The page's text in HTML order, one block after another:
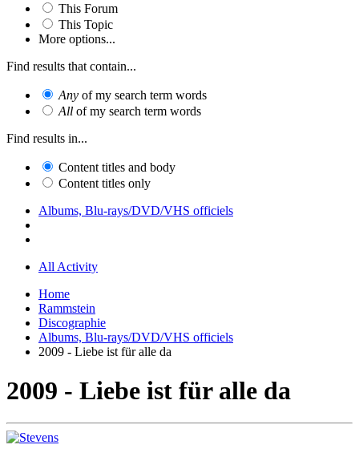
This Forum
This Topic
More options...
Find results that contain...
Any of my search term words
All of my search term words
Find results in...
Content titles and body
Content titles only
Albums, Blu-rays/DVD/VHS officiels
All Activity
Home
Rammstein
Discographie
Albums, Blu-rays/DVD/VHS officiels
2009 - Liebe ist für alle da
2009 - Liebe ist für alle da